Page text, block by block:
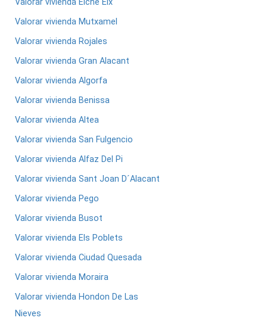
Valorar vivienda Mutxamel
Valorar vivienda Rojales
Valorar vivienda Gran Alacant
Valorar vivienda Algorfa
Valorar vivienda Benissa
Valorar vivienda Altea
Valorar vivienda San Fulgencio
Valorar vivienda Alfaz Del Pi
Valorar vivienda Sant Joan D´Alacant
Valorar vivienda Pego
Valorar vivienda Busot
Valorar vivienda Els Poblets
Valorar vivienda Ciudad Quesada
Valorar vivienda Moraira
Valorar vivienda Hondon De Las
Nieves